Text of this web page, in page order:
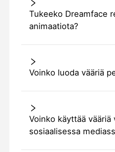
Tukeeko Dreamface
animaatiota?
Voinko luoda vääriä
Voinko käyttää vääriä
sosiaalisessa